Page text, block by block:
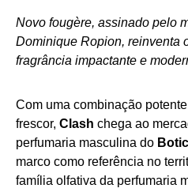
Novo fougère, assinado pelo
Dominique Ropion, reinventa
fragrância impactante e
Com uma combinação
frescor, Clash chega ao
perfumaria masculina do
marco como referência no
família olfativa da perfumaria